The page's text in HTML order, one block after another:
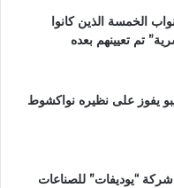
الخمسة الذين كانوا
تم تعيينهم بعده
يفوز على نظيره نواكشوط
“يوديفات” للصناعات